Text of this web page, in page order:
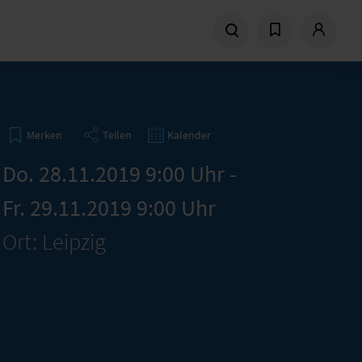
Merken Teilen Kalender
Do. 28.11.2019 9:00 Uhr -
Fr. 29.11.2019 9:00 Uhr
Ort: Leipzig